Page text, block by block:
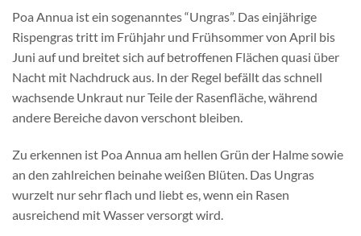
Poa Annua ist ein sogenanntes “Ungras”. Das einjährige
Rispengras tritt im Frühjahr und Frühsommer von April bis
Juni auf und breitet sich auf betroffenen Flächen quasi über
Nacht mit Nachdruck aus. In der Regel befällt das schnell
wachsende Unkraut nur Teile der Rasenfläche, während
andere Bereiche davon verschont bleiben.
Zu erkennen ist Poa Annua am hellen Grün der Halme sowie
an den zahlreichen beinahe weißen Blüten. Das Ungras
wurzelt nur sehr flach und liebt es, wenn ein Rasen
ausreichend mit Wasser versorgt wird.